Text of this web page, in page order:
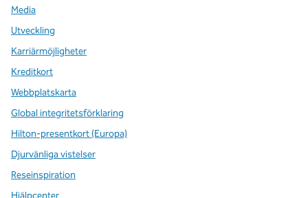
Media
Utveckling
Karriärmöjligheter
Kreditkort
Webbplatskarta
Global integritetsförklaring
Hilton-presentkort (Europa)
Djurvänliga vistelser
Reseinspiration
Hjälpcenter